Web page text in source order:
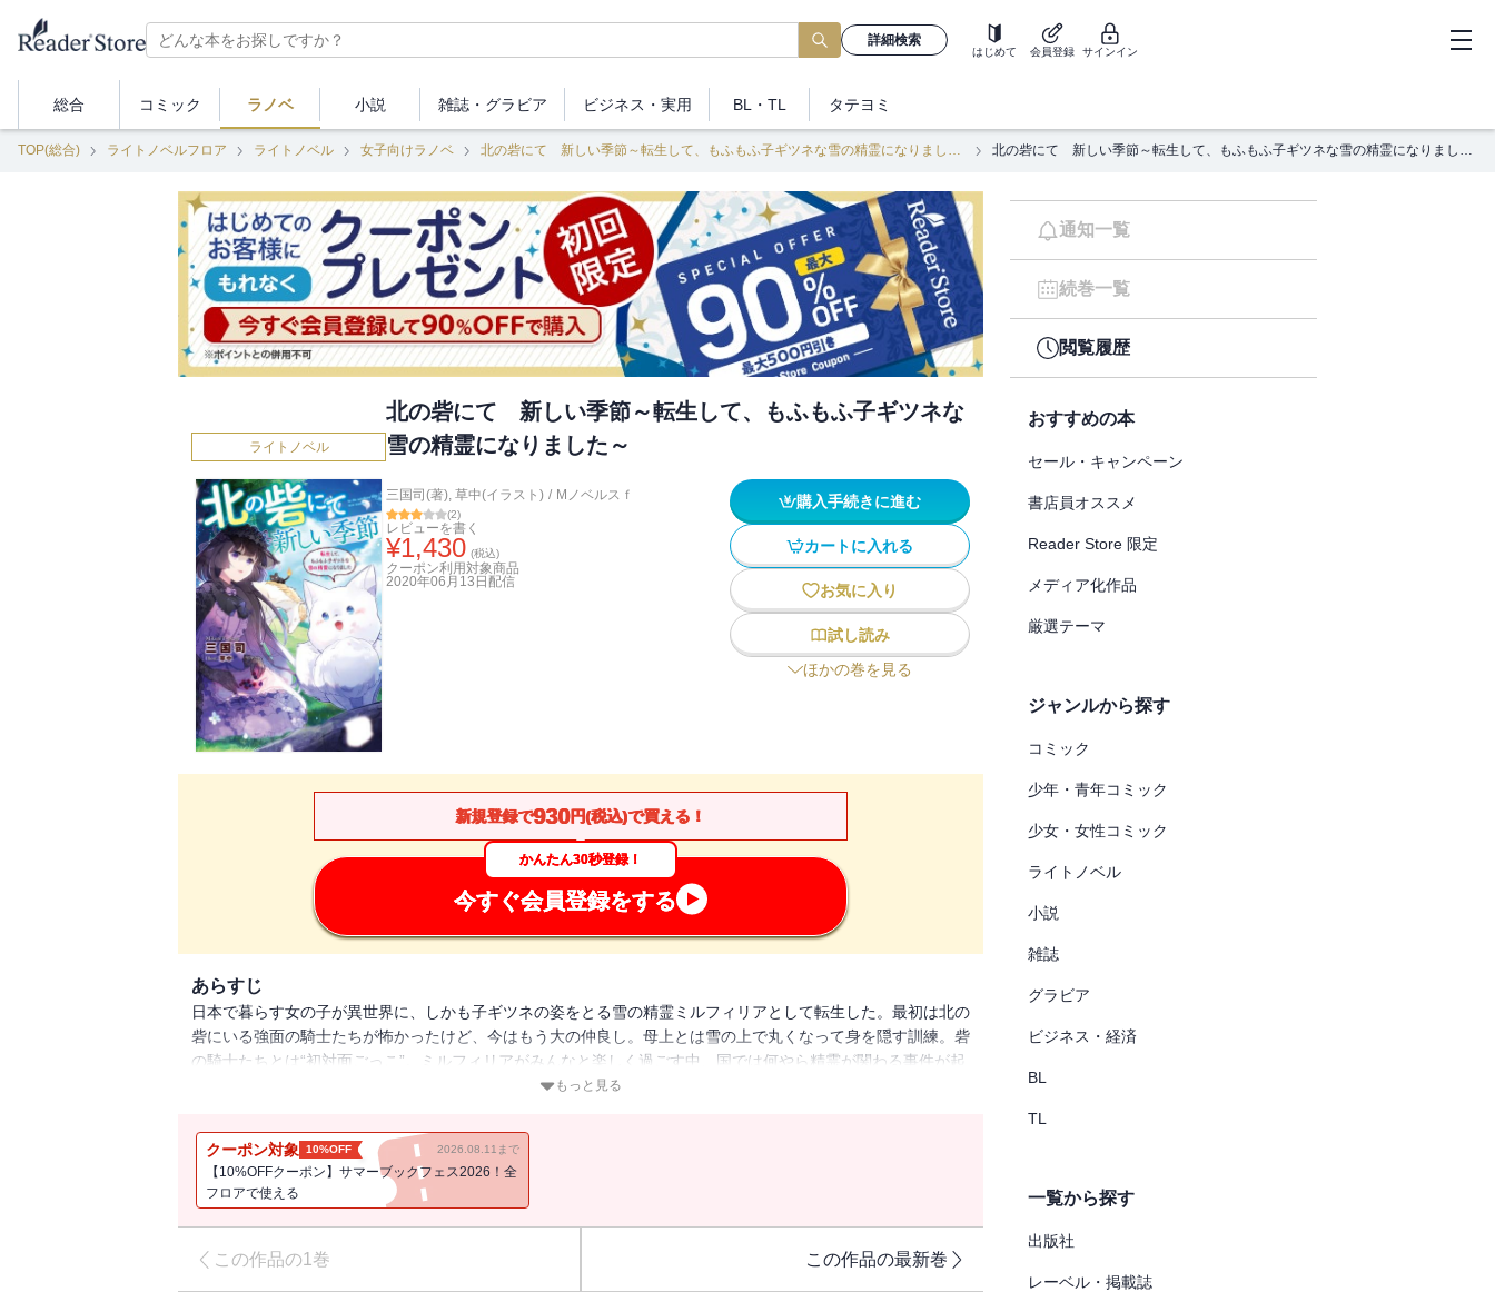
詳細検索
はじめて 会員登録 サインイン
総合 コミック ラノベ 小説 雑誌・ グラビア ビジネス ・実用 BL・TL タテヨミ
TOP(総合) ライトノベルフロア ライトノベル 女子向けラノベ 北の砦にて 新しい季節～転生して、もふもふ子ギツネな雪の精霊になりました～ 北の砦にて 新しい季節～転生して、もふもふ子ギツネな雪の精霊になりました～
ライトノベル
北の砦にて 新しい季節～転生して、もふもふ子ギツネな
雪の精霊になりました～
三国司(著), 草中(イラスト) / Mノベルスｆ
(2)
レビューを書く
¥1,430 (税込)
クーポン利用対象商品
2020年06月13日 配信
購入手続きに進む
カートに入れる
お気に入り
試し読み
ほかの巻を見る
新規登録で930円(税込)で買える！
かんたん30秒登録！
今すぐ会員登録をする
あらすじ
日本で暮らす女の子が異世界に、しかも子ギツネの姿をとる雪の精霊ミルフィリアとして転生した。最初は北の
砦にいる強面の騎士たちが怖かったけど、今はもう大の仲良し。母上とは雪の上で丸くなって身を隠す訓練。砦
の騎士たちとは“初対面ごっこ”。ミルフィリアがみんなと楽しく過ごす中、国では何やら精霊が関わる事件が起
きているようで・・・・・・。果たしてミルフィリアは犯人を見つけることができるのか!? 読んだらきっ
もっと見る
クーポン対象 10%OFF 2026.08.11まで
【10%OFFクーポン】サマーブックフェス2026！全
フロアで使える
この作品の1巻 この作品の最新巻
通知一覧
続巻一覧
閲覧履歴
おすすめの本
セール・キャンペーン
書店員オススメ
Reader Store 限定
メディア化作品
厳選テーマ
ジャンルから探す
コミック
少年・青年コミック
少女・女性コミック
ライトノベル
小説
雑誌
グラビア
ビジネス・経済
BL
TL
一覧から探す
出版社
レーベル・掲載誌